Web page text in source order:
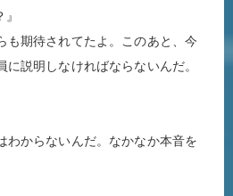
も期待されてたよ。このあと、今
説明しなければならないんだ。
わからないんだ。なかなか本音を